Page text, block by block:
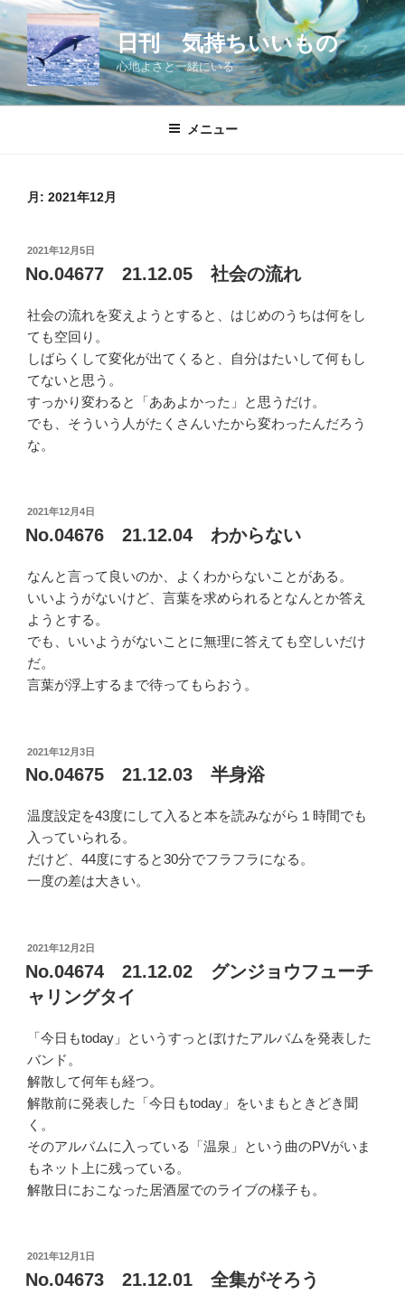
コ
ン
テ
ツ
日刊 気持ちいいもの
心地よさと一緒にいる
メニュー
月: 2021年12月
投
稿
日:
2021年12月5日
No.04677 21.12.05 社会の流れ
社会の流れを変えようとすると、はじめのうちは何をし
ても空回り。
しばらくして変化が出てくると、自分はたいして何もし
てないと思う。
すっかり変わると「ああよかった」と思うだけ。
でも、そういう人がたくさんいたから変わったんだろう
な。
投
稿
日:
2021年12月4日
No.04676 21.12.04 わからない
なんと言って良いのか、よくわからないことがある。
いいようがないけど、言葉を求められるとなんとか答え
ようとする。
でも、いいようがないことに無理に答えても空しいだけ
だ。
言葉が浮上するまで待ってもらおう。
投
稿
日:
2021年12月3日
No.04675 21.12.03 半身浴
温度設定を43度にして入ると本を読みながら１時間でも
入っていられる。
だけど、44度にすると30分でフラフラになる。
一度の差は大きい。
投
稿
日:
2021年12月2日
No.04674 21.12.02 グンジョウフューチ
ャリングタイ
「今日もtoday」というすっとぼけたアルバムを発表した
バンド。
解散して何年も経つ。
解散前に発表した「今日もtoday」をいまもときどき聞
く。
そのアルバムに入っている「温泉」という曲のPVがいま
もネット上に残っている。
解散日におこなった居酒屋でのライブの様子も。
投
稿
日:
2021年12月1日
No.04673 21.12.01 全集がそろう